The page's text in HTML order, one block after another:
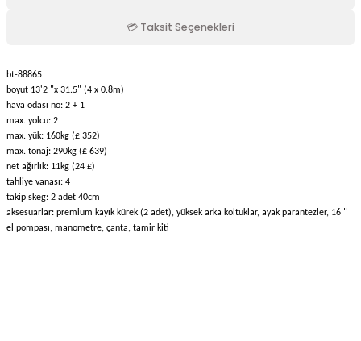
💳 Taksit Seçenekleri
bt-88865
boyut 13'2 "x 31.5" (4 x 0.8m)
hava odası no: 2 + 1
max. yolcu: 2
max. yük: 160kg (£ 352)
max. tonaj: 290kg (£ 639)
net ağırlık: 11kg (24 £)
tahliye vanası: 4
takip skeg: 2 adet 40cm
aksesuarlar: premium kayık kürek (2 adet), yüksek arka koltuklar, ayak parantezler, 16 "
el pompası, manometre, çanta, tamir kiti